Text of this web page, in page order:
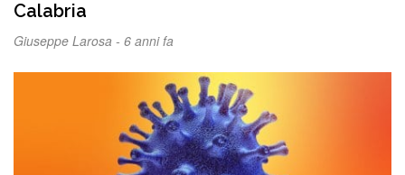
Calabria
Giuseppe Larosa - 6 anni fa